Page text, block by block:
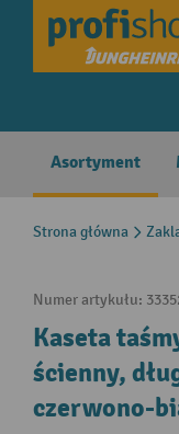
Skip to main
Asortyment
Strona główna
Numer artykułu:
Kaseta
ścienny,
czerwono-